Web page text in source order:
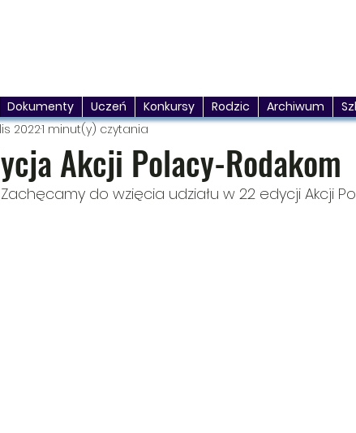
Akcji Polacy-Rodakom
20221 minut(y) czytania
Zachęcamy do wzięcia udziału w 22 edycji Akcji
Dokumenty Uczeń Konkursy Rodzic Archiwum